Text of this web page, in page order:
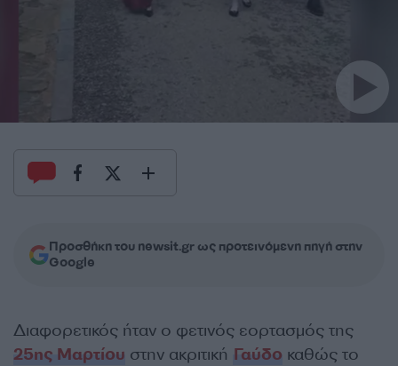
Προσθήκη του newsit.gr ως προτεινόμενη πηγή στην
Google
Διαφορετικός ήταν ο φετινός εορτασμός της
25ης Μαρτίου στην ακριτική Γαύδο καθώς το